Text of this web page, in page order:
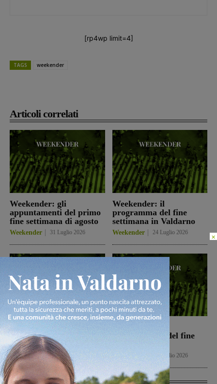
Articoli correlati
Weekender: gli
appuntamenti del primo
fine settimana di agosto
Weekender 31 Luglio 2026
Weekender: il
programma del fine
settimana in Valdarno
Weekender 24 Luglio 2026
Weekender: gli
appuntamenti del
weekend
Weekender 17 Luglio 2026
Weekender: gli
appuntamenti del fine
settimana
Weekender 10 Luglio 2026
In Vetrina
[rp4wp limit=4]
TAGS weekender
×